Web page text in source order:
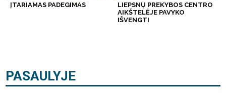
ĮTARIAMAS PADEGIMAS
LIEPSNŲ PREKYBOS CENTRO
AIKŠTELĖJE PAVYKO
IŠVENGTI
PASAULYJE